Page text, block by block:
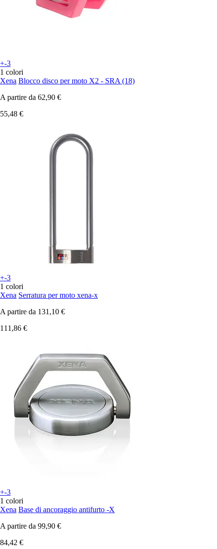
+-3
1 colori
Xena Blocco disco per moto X2 - SRA (18)
A partire da 62,90 €
55,48 €
+-3
1 colori
Xena Serratura per moto xena-x
A partire da 131,10 €
111,86 €
+-3
1 colori
Xena Base di ancoraggio antifurto -X
A partire da 99,90 €
84,42 €